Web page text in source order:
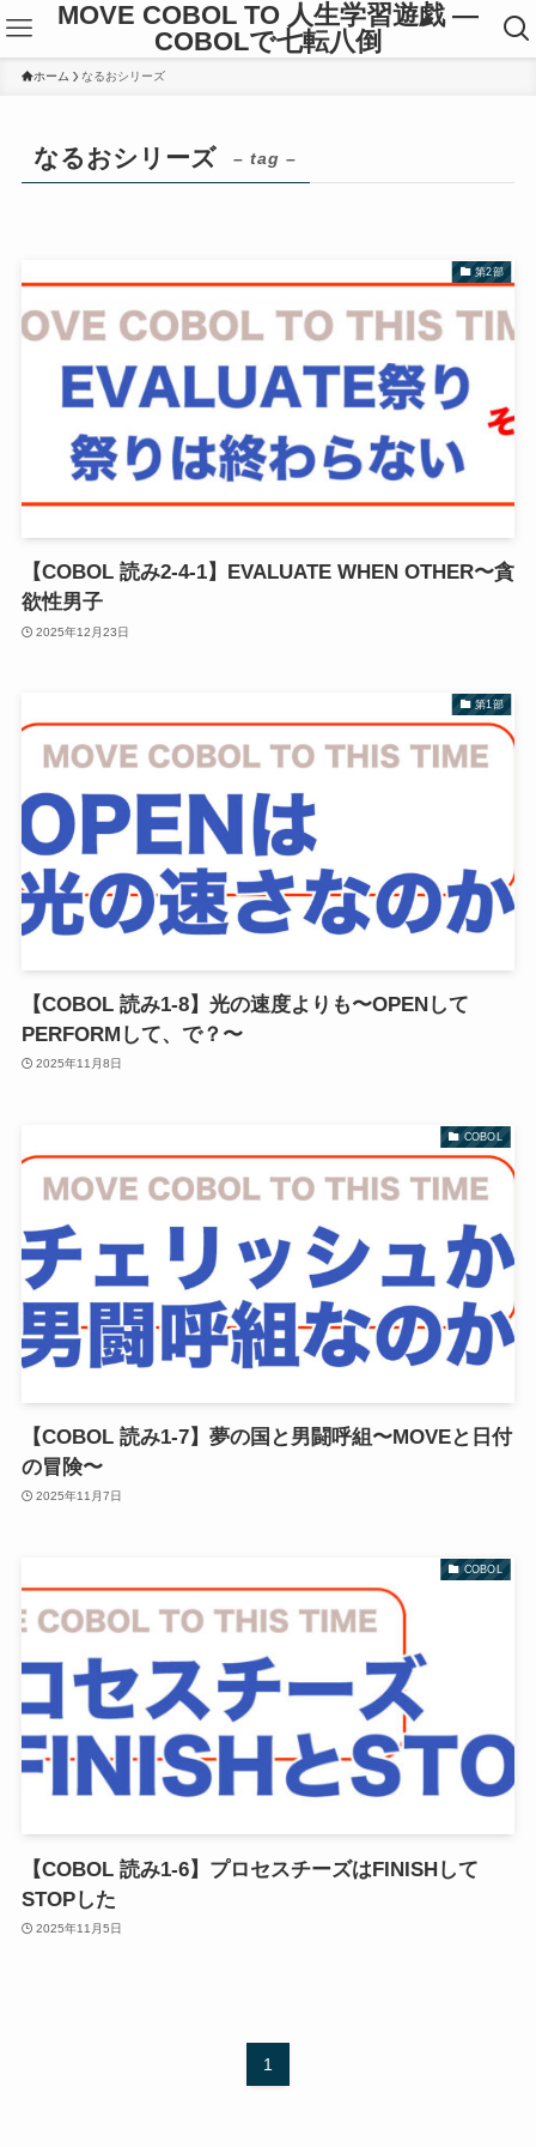
MOVE COBOL TO 人生学習遊戯 ―
COBOLで七転八倒
ホーム なるおシリーズ
なるおシリーズ – tag –
第2部
【COBOL 読み2-4-1】EVALUATE WHEN OTHER〜貪
欲性男子
2025年12月23日
第1部
【COBOL 読み1-8】光の速度よりも〜OPENして
PERFORMして、で？〜
2025年11月8日
COBOL
【COBOL 読み1-7】夢の国と男闘呼組〜MOVEと日付
の冒険〜
2025年11月7日
COBOL
【COBOL 読み1-6】プロセスチーズはFINISHして
STOPした
2025年11月5日
1